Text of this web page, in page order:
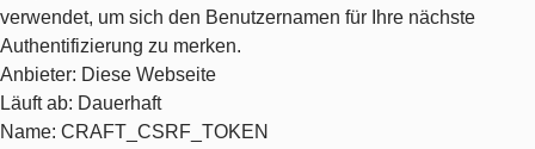
verwendet, um sich den Benutzernamen für Ihre nächste
Authentifizierung zu merken.
Anbieter: Diese Webseite
Läuft ab: Dauerhaft
Name: CRAFT_CSRF_TOKEN